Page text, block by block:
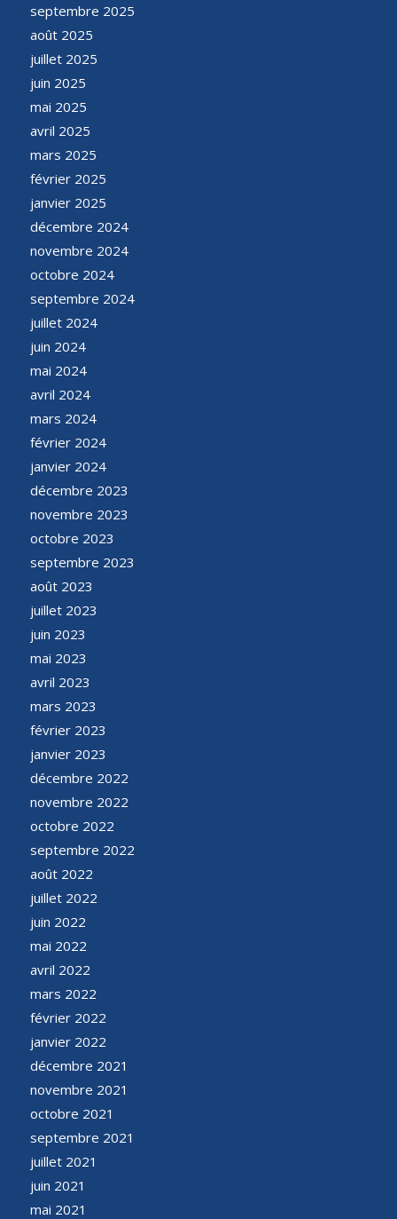
septembre 2025
août 2025
juillet 2025
juin 2025
mai 2025
avril 2025
mars 2025
février 2025
janvier 2025
décembre 2024
novembre 2024
octobre 2024
septembre 2024
juillet 2024
juin 2024
mai 2024
avril 2024
mars 2024
février 2024
janvier 2024
décembre 2023
novembre 2023
octobre 2023
septembre 2023
août 2023
juillet 2023
juin 2023
mai 2023
avril 2023
mars 2023
février 2023
janvier 2023
décembre 2022
novembre 2022
octobre 2022
septembre 2022
août 2022
juillet 2022
juin 2022
mai 2022
avril 2022
mars 2022
février 2022
janvier 2022
décembre 2021
novembre 2021
octobre 2021
septembre 2021
juillet 2021
juin 2021
mai 2021